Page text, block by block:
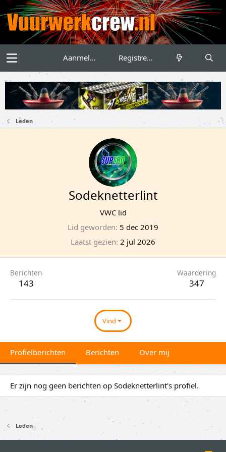
Aanmelden Registreren
Leden
Sodeknetterlint
VWC lid
Lid geworden 5 dec 2019
Laatst gezien 2 jul 2026
Berichten
143
Waardering
347
Vind
Profielberichten Berichten Over mij
Er zijn nog geen berichten op Sodeknetterlint's profiel.
Leden